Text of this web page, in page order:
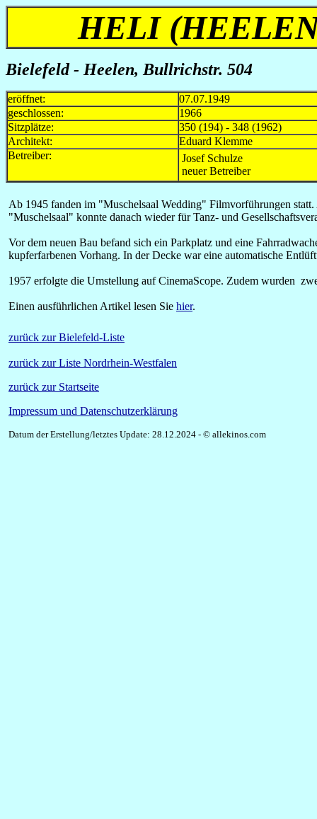
HELI
Bielefeld - Heelen, Bullrichstr. 504
eröffnet:
07.07.1949
geschlossen:
1966
Sitzplätze:
350 (194) - 348 (1962)
Architekt:
Eduard Klemme
Betreiber:
Josef Schulze
neuer Betreiber
Ab 1945 fanden im "Muschelsaal Wedding" Filmvorführungen
"Muschelsaal" konnte danach wieder für Tanz- und
Vor dem neuen Bau befand sich ein Parkplatz und eine
kupferfarbenen Vorhang. In der Decke war eine automatische
1957 erfolgte die Umstellung auf CinemaScope. Zudem wurden
Einen ausführlichen Artikel lesen Sie hier.
zurück zur Bielefeld-Liste
zurück zur Liste Nordrhein-Westfalen
zurück zur Startseite
Impressum und Datenschutzerklärung
Datum der Erstellung/letztes Update: 28.12.2024 - © allekinos.com